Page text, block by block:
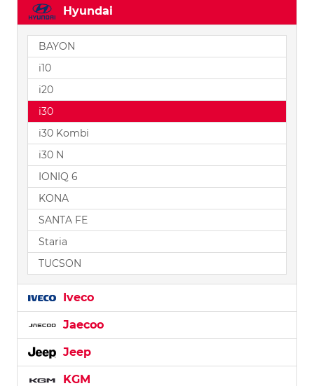
Hyundai
BAYON
i10
i20
i30
i30 Kombi
i30 N
IONIQ 6
KONA
SANTA FE
Staria
TUCSON
Iveco
Jaecoo
Jeep
KGM